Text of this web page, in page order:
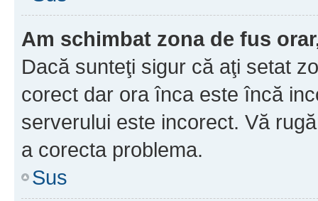
Am schimbat zona de fus
Dacă sunteţi sigur că aţi setat
corect dar ora înca este încă
serverului este incorect. Vă
a corecta problema.
Sus